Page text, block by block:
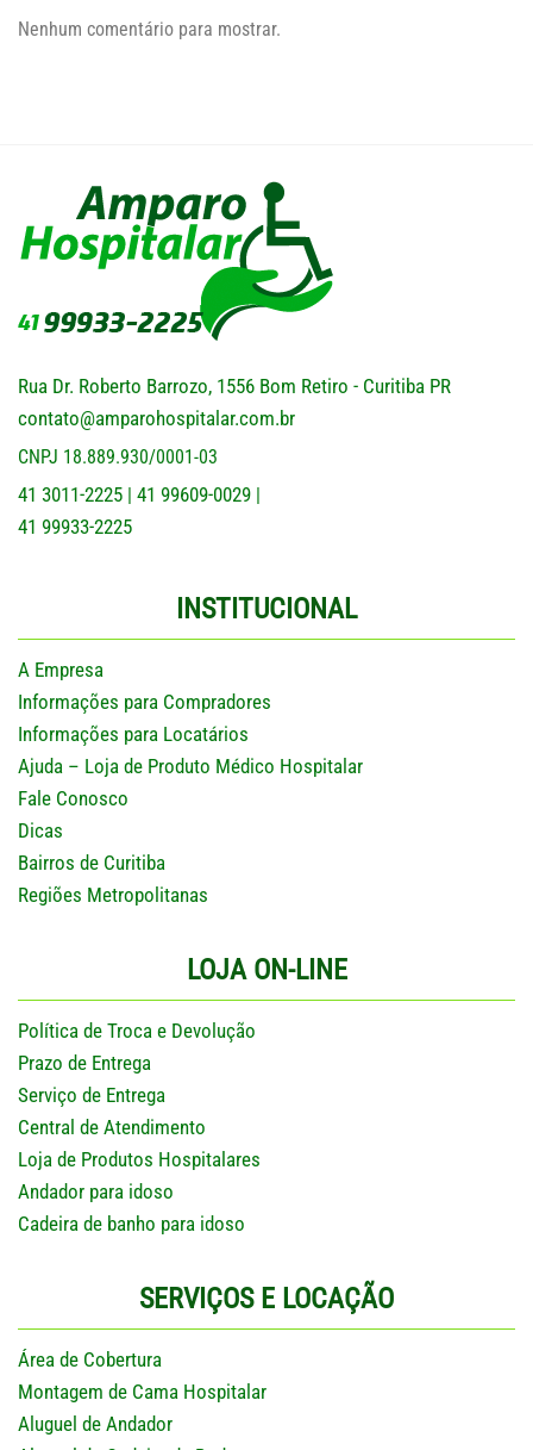
Nenhum comentário para mostrar.
Rua Dr. Roberto Barrozo, 1556 Bom Retiro - Curitiba PR
contato@amparohospitalar.com.br
CNPJ 18.889.930/0001-03
41 3011-2225 | 41 99609-0029 |
41 99933-2225
INSTITUCIONAL
A Empresa
Informações para Compradores
Informações para Locatários
Ajuda – Loja de Produto Médico Hospitalar
Fale Conosco
Dicas
Bairros de Curitiba
Regiões Metropolitanas
LOJA ON-LINE
Política de Troca e Devolução
Prazo de Entrega
Serviço de Entrega
Central de Atendimento
Loja de Produtos Hospitalares
Andador para idoso
Cadeira de banho para idoso
SERVIÇOS E LOCAÇÃO
Área de Cobertura
Montagem de Cama Hospitalar
Aluguel de Andador